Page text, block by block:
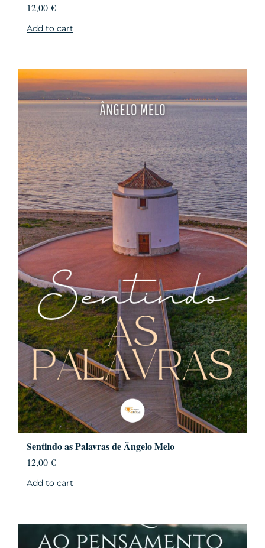
12,00 €
Add to cart
Sentindo as Palavras de Ângelo Melo
12,00 €
Add to cart